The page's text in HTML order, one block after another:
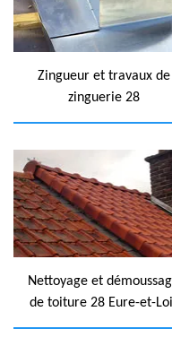
Zingueur et travaux de
zinguerie 28
Nettoyage et
de toiture 28 Eure-et-